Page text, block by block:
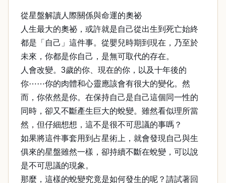
從星盤解讀人際關係與命運的奧祕
人生最大的奧祕，或許就是自己從出生到死亡始終
都是「自己」這件事。從嬰兒時期到現在，乃至於
未來，你都是你自己，是無可取代的存在。
人會改變。3歲的你、現在的你，以及十年後的
你⋯⋯你的肉體和心靈應該會有很大的變化。然
而，你依然是你。在保持自己是自己這個同一性的
同時，卻又不斷產生巨大的蛻變。雖然看似理所當
然，但仔細想想，這不是很不可思議的事嗎？
如果將這件事套用到占星術上，就會發現自己與生
俱來的星盤雖然一樣，卻持續不斷在蛻變，可以說
是不可思議的現象。
那麼，這樣的蛻變究竟是如何發生的呢？請試著回